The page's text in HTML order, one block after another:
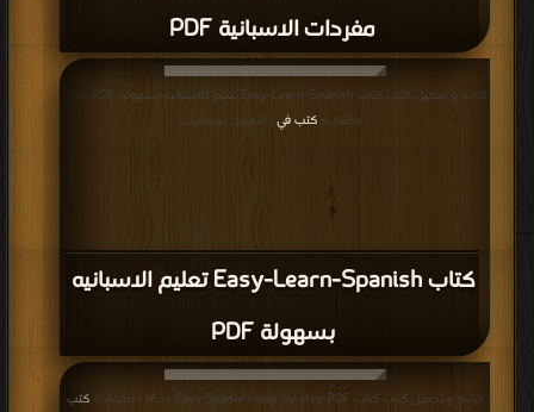
مفردات الاسبانية PDF
كتاب Easy-Learn-Spanish تعليم الاسبانيه
بسهولة PDF
| مكتبة > كتب في | التحميل : مرة/مرات
قراءة و تحميل كتاب كتاب Easy Spanish step by step PDF مجانا | مكتبة >
كتب